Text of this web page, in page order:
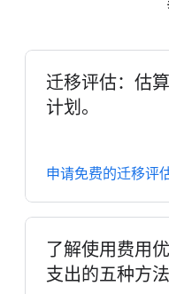
迁移评估：估
计划。
申请免费的迁移评
了解使用费用
支出的五种方法